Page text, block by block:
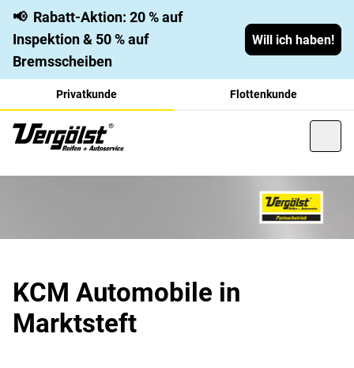
📢 Rabatt-Aktion: 20 % auf
Inspektion & 50 % auf
Bremsscheiben
Will ich haben!
Privatkunde Flottenkunde
KCM Automobile in
Marktsteft